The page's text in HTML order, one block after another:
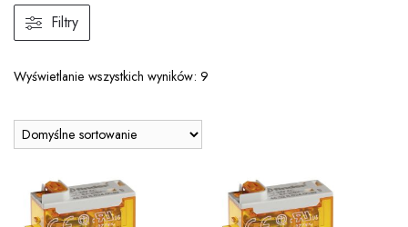
Filtry
Wyświetlanie wszystkich wyników: 9